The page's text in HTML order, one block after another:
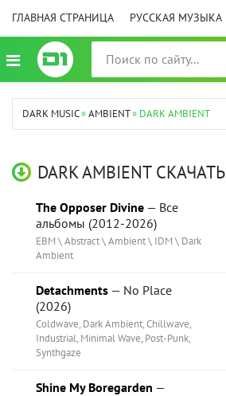
ГЛАВНАЯ СТРАНИЦА РУССКАЯ МУЗЫКА
DARK MUSIC»AMBIENT» DARK AMBIENT
DARK AMBIENT СКАЧАТЬ
The Opposer Divine — Все
альбомы (2012-2026)
EBM \ Abstract \ Ambient \ IDM \ Dark
Ambient
Detachments — No Place
(2026)
Coldwave, Dark Ambient, Chillwave,
Industrial, Minimal Wave, Post-Punk,
Synthgaze
Shine My Boregarden —